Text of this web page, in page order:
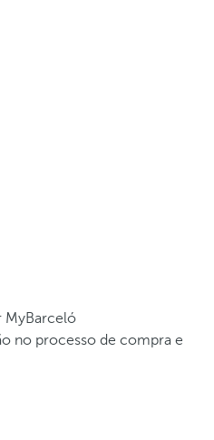
MyBarceló
no processo de compra e